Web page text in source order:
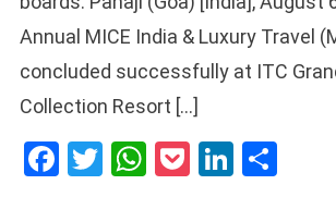
Annual MICE India & Luxury Travel
concluded successfully at ITC
Collection Resort […]
Facebook
Twitter
WhatsApp
Pocket